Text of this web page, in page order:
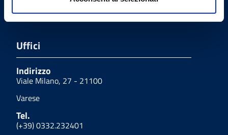
Uffici
Indirizzo
Viale Milano, 27 - 21100
Varese
Tel.
(+39) 0332.232401